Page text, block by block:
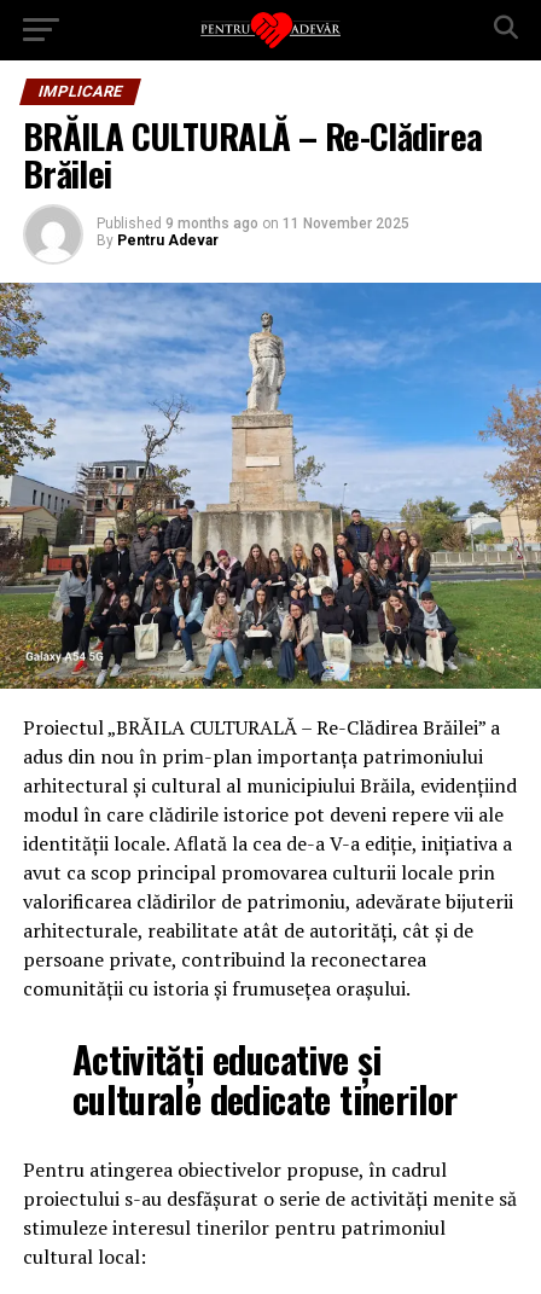
IMPLICARE
BRĂILA CULTURALĂ – Re-Clădirea
Brăilei
Published 9 months ago on 11 November 2025
By Pentru Adevar
Proiectul „BRĂILA CULTURALĂ – Re-Clădirea Brăilei” a
adus din nou în prim-plan importanța patrimoniului
arhitectural și cultural al municipiului Brăila, evidențiind
modul în care clădirile istorice pot deveni repere vii ale
identității locale. Aflată la cea de-a V-a ediție, inițiativa a
avut ca scop principal promovarea culturii locale prin
valorificarea clădirilor de patrimoniu, adevărate bijuterii
arhitecturale, reabilitate atât de autorități, cât și de
persoane private, contribuind la reconectarea
comunității cu istoria și frumusețea orașului.
Activități educativeși
culturale dedicate tinerilor
Pentru atingerea obiectivelor propuse, în cadrul
proiectului s-au desfășurat o serie de activități menite să
stimuleze interesul tinerilor pentru patrimoniul
cultural local: